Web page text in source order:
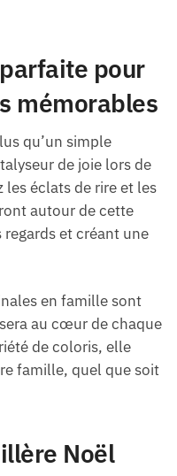
pour
mémorables
qu’un simple
de joie lors de
éclats de rire et les
autour de cette
et créant une
en famille sont
au cœur de chaque
de coloris, elle
famille, quel que soit
Noël